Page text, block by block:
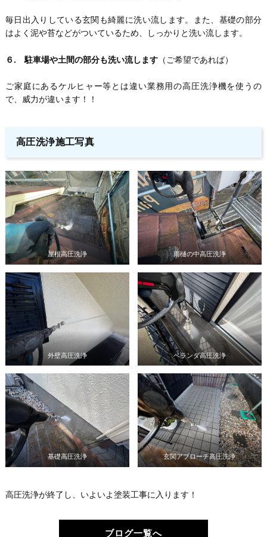
毎日出入りしている玄関も綺麗に洗い流します。また、基礎の部分
はよく泥や苔などがついているため、しっかりと洗い流します。
６. 駐車場や土間の部分も洗い流します（ご希望であれば）
ご家庭にあるケルヒャー等とは違い業務用の高圧洗浄機を使うの
で、威力が違います！！
高圧洗浄施工写真
屋根高圧洗浄 雨樋の中高圧洗浄
外壁高圧洗浄 ベランダ高圧洗浄
基礎高圧洗浄 玄関アプローチ高圧洗浄
高圧洗浄が終了し、いよいよ塗装工事に入ります！
ブログ一覧へ